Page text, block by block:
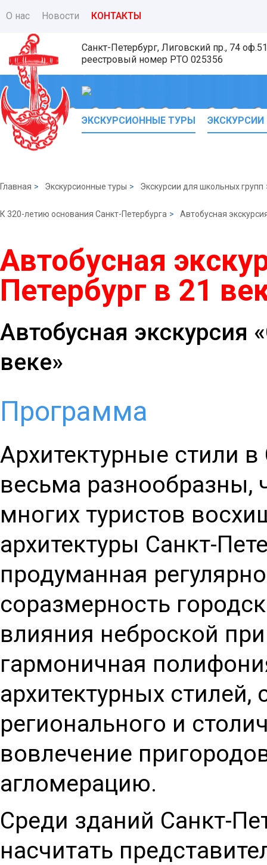
О нас Новости КОНТАКТЫ
Санкт-Петербург, Лиговский пр., 74
реестровый номер РТО 025356
ЭКСКУРСИОННЫЕ ТУРЫ
Главная > Экскурсионные туры > Экскурсии для школьных групп
К 320-летию основания Санкт-Петербурга > Автобусная
Автобусная
Петербург в 21
Автобусная экскурсия
веке»
Программа
Архитектурные стили в
весьма разнообразны,
многих туристов
архитектуры Санкт-
продуманная
соразмерность
влияния неброской
гармоничная
архитектурных стилей,
регионального и
вовлечение
агломерацию.
Среди зданий Санкт-
насчитать